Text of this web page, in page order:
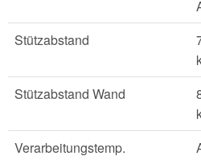
weitere Platte erweitert die
, da die Überlappung der Platten
Falls vor Ort Anpassungen nötig
mühelos durch Sägen gekürzt
Jetzt Polycarbonat Wellplatte |
Schnell geliefert & mit 10 Jahre
Langlebig, wetterfest, individuell
Stützabstand
Stützabstand Wand
Verarbeitungstemp.